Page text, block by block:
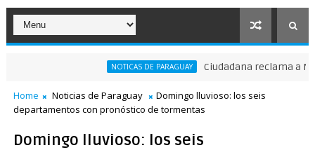
NOTICAS DE PARAGUAY Ciudadana reclama a
tránsito en pleno Puente de la Amistad
Home Noticias de Paraguay
Domingo lluvioso: los seis
departamentos con pronóstico de tormentas
Domingo lluvioso: los seis